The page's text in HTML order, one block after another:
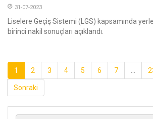
31-07-2023
Liselere Geçiş Sistemi (LGS) kapsamında
birinci nakil sonuçları açıklandı.
1 2 3 4 5 6 7 ...
Sonraki